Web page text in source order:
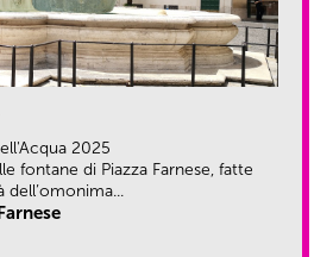
2025
fontane di Piazza Farnese, fatte